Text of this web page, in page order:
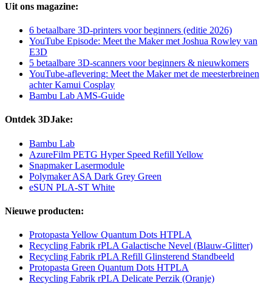
Uit ons magazine:
6 betaalbare 3D-printers voor beginners (editie 2026)
YouTube Episode: Meet the Maker met Joshua Rowley van
E3D
5 betaalbare 3D-scanners voor beginners & nieuwkomers
YouTube-aflevering: Meet the Maker met de meesterbreinen
achter Kamui Cosplay
Bambu Lab AMS-Guide
Ontdek 3DJake:
Bambu Lab
AzureFilm PETG Hyper Speed Refill Yellow
Snapmaker Lasermodule
Polymaker ASA Dark Grey Green
eSUN PLA-ST White
Nieuwe producten:
Protopasta Yellow Quantum Dots HTPLA
Recycling Fabrik rPLA Galactische Nevel (Blauw-Glitter)
Recycling Fabrik rPLA Refill Glinsterend Standbeeld
Protopasta Green Quantum Dots HTPLA
Recycling Fabrik rPLA Delicate Perzik (Oranje)